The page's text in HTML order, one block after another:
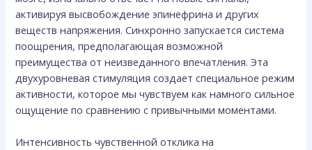
активируя высвобождение эпинефрина и других
веществ напряжения. Синхронно запускается система
поощрения, предполагающая возможной
преимущества от неизведанного впечатления. Эта
двухуровневая стимуляция создает специальное режим
активности, которое мы чувствуем как намного сильное
ощущение по сравнению с привычными моментами.
Интенсивность чувственной отклика на